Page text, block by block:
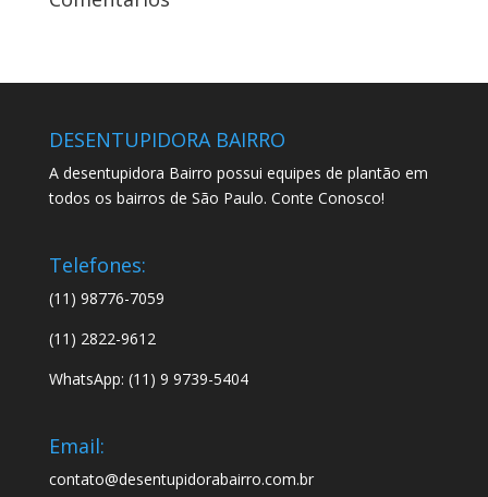
DESENTUPIDORA BAIRRO
A desentupidora Bairro possui equipes de plantão em
todos os bairros de São Paulo. Conte Conosco!
Telefones:
(11) 98776-7059
(11) 2822-9612
WhatsApp: (11) 9 9739-5404
Email:
contato@desentupidorabairro.com.br